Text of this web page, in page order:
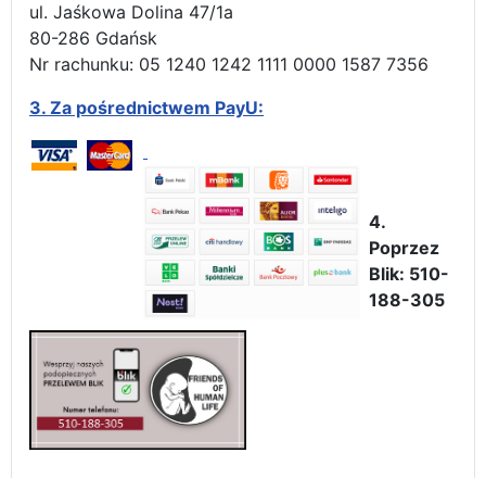
ul. Jaśkowa Dolina 47/1a
80-286 Gdańsk
Nr rachunku: 05 1240 1242 1111 0000 1587 7356
3. Za pośrednictwem PayU:
4.
Poprzez
Blik: 510-
188-305